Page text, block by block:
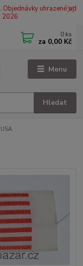
uhrazené od
2026
Menu
Hledat
0 ks
za 0,00 Kč